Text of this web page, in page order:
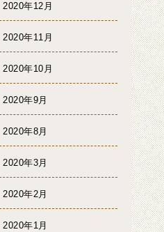
2020年12月
2020年11月
2020年10月
2020年9月
2020年8月
2020年3月
2020年2月
2020年1月